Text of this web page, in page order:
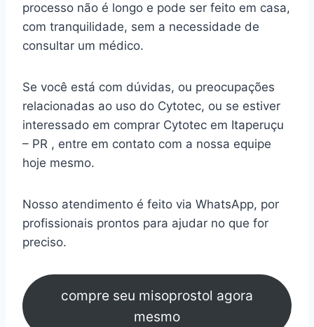
processo não é longo e pode ser feito em casa,
com tranquilidade, sem a necessidade de
consultar um médico.
Se você está com dúvidas, ou preocupações
relacionadas ao uso do Cytotec, ou se estiver
interessado em comprar Cytotec em Itaperuçu
– PR , entre em contato com a nossa equipe
hoje mesmo.
Nosso atendimento é feito via WhatsApp, por
profissionais prontos para ajudar no que for
preciso.
compre seu misoprostol agora
mesmo